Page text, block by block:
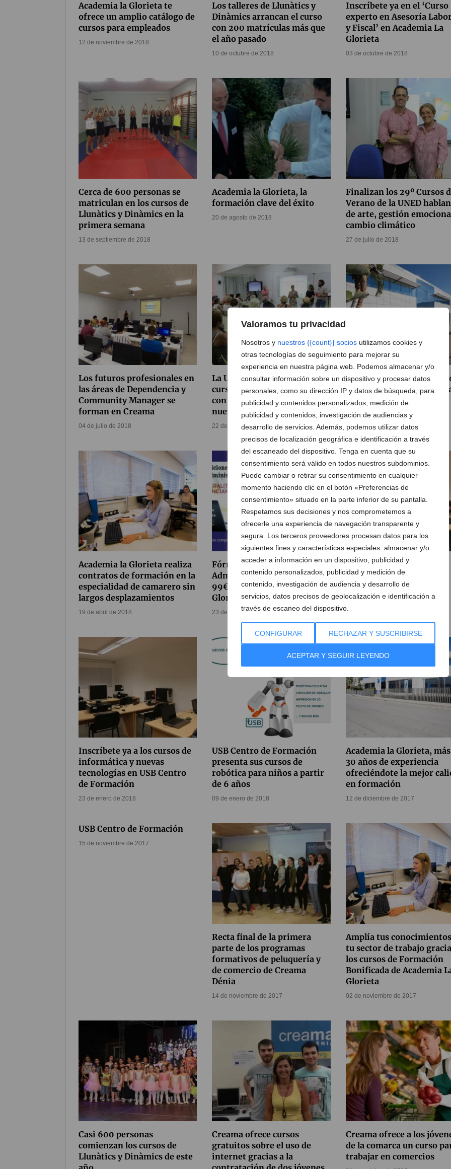
Valoramos tu privacidad
Nosotros y nuestros {{count}} socios utilizamos cookies y
otras tecnologías de seguimiento para mejorar su
experiencia en nuestra página web. Podemos almacenar y/o
consultar información sobre un dispositivo y procesar datos
personales, como su dirección IP y datos de búsqueda, para
publicidad y contenidos personalizados, medición de
publicidad y contenidos, investigación de audiencias y
desarrollo de servicios. Además, podemos utilizar datos
precisos de localización geográfica e identificación a través
del escaneado del dispositivo. Tenga en cuenta que su
consentimiento será válido en todos nuestros subdominios.
Puede cambiar o retirar su consentimiento en cualquier
momento haciendo clic en el botón «Preferencias de
consentimiento» situado en la parte inferior de su pantalla.
Respetamos sus decisiones y nos comprometemos a
ofrecerle una experiencia de navegación transparente y
segura. Los terceros proveedores procesan datos para los
siguientes fines y características especiales: almacenar y/o
acceder a información en un dispositivo, publicidad y
contenido personalizados, publicidad y medición de
contenido, investigación de audiencia y desarrollo de
servicios, datos precisos de geolocalización e identificación a
través de escaneo del dispositivo.
CONFIGURAR RECHAZAR Y SUSCRIBIRSE
ACEPTAR Y SEGUIR LEYENDO
Academia la Glorieta te
ofrece un amplio catálogo de
cursos para empleados
12 de noviembre de 2018
Los talleres de Llunàtics y
Dinàmics arrancan el curso
con 200 matrículas más que
el año pasado
10 de octubre de 2018
Inscríbete ya en el ‘Curso
experto en Asesoría
y Fiscal’ en Academia La
Glorieta
03 de octubre de 2018
Cerca de 600 personas se
matriculan en los cursos de
Llunàtics y Dinàmics en la
primera semana
13 de septiembre de 2018
Academia la Glorieta, la
formación clave del éxito
20 de agosto de 2018
Finalizan los 29º Cursos
Verano de la UNED
de arte, gestión
cambio climático
27 de julio de 2018
Los futuros profesionales en
las áreas de Dependencia y
Community Manager se
forman en Creama
04 de julio de 2018
La UNED Senior clausura sus
cursos en Dénia y Benidorm
con la mirada puesta en la
nueva edición
22 de junio de 2018
Ya puedes realizar el
Nuevo Reglamento
de protección de datos en
Academia la Glorieta
31 de mayo de 2018
Academia la Glorieta realiza
contratos de formación en la
especialidad de camarero sin
largos desplazamientos
19 de abril de 2018
Fórmate en Auxiliar
Administrativo por tan solo
99€ al mes en Academia La
Glorieta
23 de febrero de 2018
Aprende informática y
robótica gracias a los
prácticos cursos de USB
Formación
08 de febrero de 2018
Inscríbete ya a los cursos de
informática y nuevas
tecnologías en USB Centro
de Formación
23 de enero de 2018
USB Centro de Formación
presenta sus cursos de
robótica para niños a partir
de 6 años
09 de enero de 2018
Academia la Glorieta,
30 años de experiencia
ofreciéndote la mejor
en formación
12 de diciembre de 2017
USB Centro de Formación
15 de noviembre de 2017
Recta final de la primera
parte de los programas
formativos de peluquería y
de comercio de Creama
Dénia
14 de noviembre de 2017
Amplía tus
tu sector de trabajo
los cursos de Formación
Bonificada de Academia
Glorieta
02 de noviembre de 2017
Casi 600 personas
comienzan los cursos de
Llunàtics y Dinàmics de este
Creama ofrece cursos
gratuitos sobre el uso de
internet gracias a la
Creama ofrece a los
de la comarca un curso
trabajar en comercios